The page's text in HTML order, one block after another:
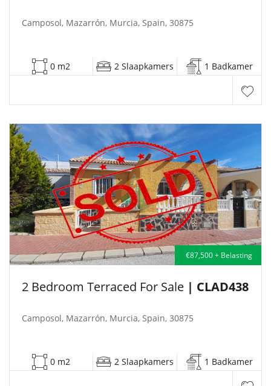
Camposol, Mazarrón, Murcia, Spain, 30875
0 m2 2 Slaapkamers 1 Badkamer
€87,500 + Belasting
2 Bedroom Terraced For Sale | CLAD438
Camposol, Mazarrón, Murcia, Spain, 30875
0 m2 2 Slaapkamers 1 Badkamer